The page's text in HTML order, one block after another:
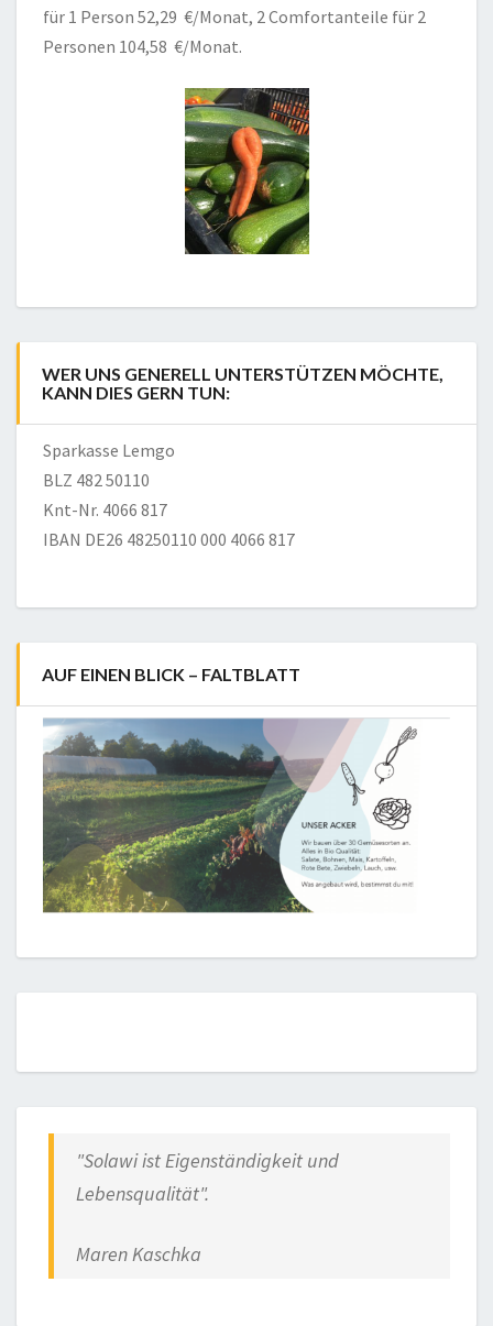
für 1 Person 52,29 €/Monat, 2 Comfortanteile für 2
Personen 104,58 €/Monat.
WER UNS GENERELL UNTERSTÜTZEN MÖCHTE,
KANN DIES GERN TUN:
Sparkasse Lemgo
BLZ 482 50110
Knt-Nr. 4066 817
IBAN DE26 48250110 000 4066 817
AUF EINEN BLICK – FALTBLATT
"Solawi ist Eigenständigkeit und
Lebensqualität".
Maren Kaschka